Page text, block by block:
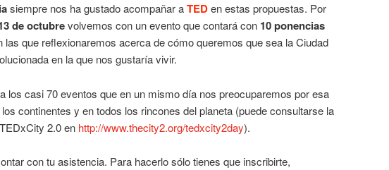
siempre nos ha gustado acompañar aTEDen estas propuestas. Por
de octubrevolvemos con un evento que contará con 10 ponencias
las que reflexionaremos acerca de cómo queremos que sea la Ciudad
en la que nos gustaría vivir.
los casi 70 eventos que en un mismo día nos preocuparemos por esa
continentes y en todos los rincones del planeta (puede consultarse la
2.0 en http://www.thecity2.org/tedxcity2day).
con tu asistencia. Para hacerlo sólo tienes que inscribirte,